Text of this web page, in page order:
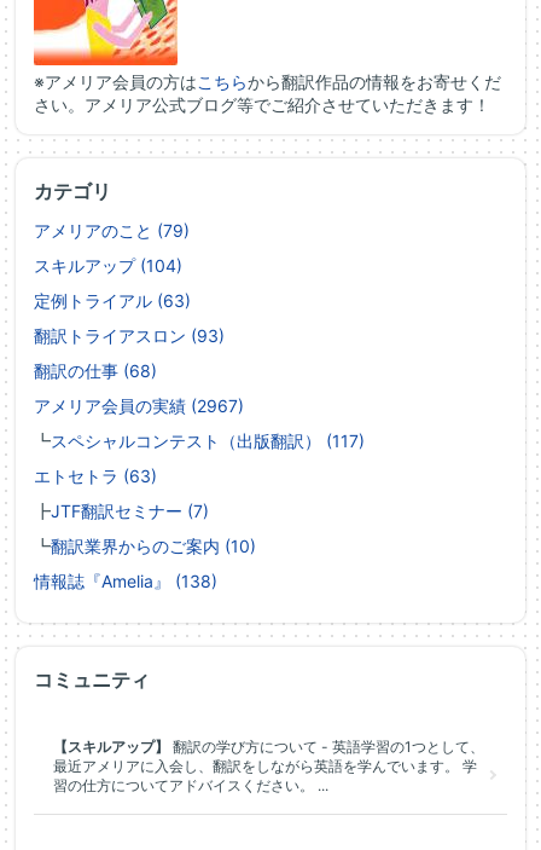
※アメリア会員の方はこちらから翻訳作品の情報をお寄せくだ
さい。アメリア公式ブログ等でご紹介させていただきます！
カテゴリ
アメリアのこと (79)
スキルアップ (104)
定例トライアル (63)
翻訳トライアスロン (93)
翻訳の仕事 (68)
アメリア会員の実績 (2967)
┗スペシャルコンテスト（出版翻訳） (117)
エトセトラ (63)
┣JTF翻訳セミナー (7)
┗翻訳業界からのご案内 (10)
情報誌『Amelia』 (138)
コミュニティ
【スキルアップ】
翻訳の学び方について - 英語学習の1つとして、
最近アメリアに入会し、翻訳をしながら英語を学んでいます。 学
習の仕方についてアドバイスください。 ...